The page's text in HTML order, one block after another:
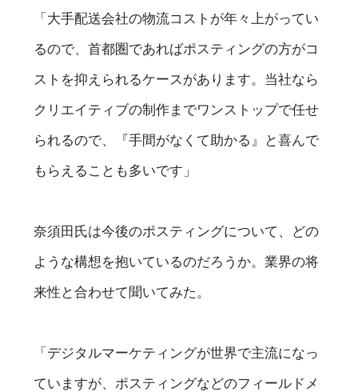
「大手配送会社の物流コストが年々上がってい
るので、首都圏であればポスティングの方がコ
ストを抑えられるケースがあります。当社なら
クリエイティブの制作までワンストップで任せ
られるので、『手間がなくて助かる』と喜んで
もらえることも多いです」
奈須田氏は今後のポスティングについて、どの
ような構想を抱いているのだろうか。業界の将
来性と合わせて聞いてみた。
「デジタルマーケティングが世界で主流になっ
ていますが、ポスティングなどのフィールドメ